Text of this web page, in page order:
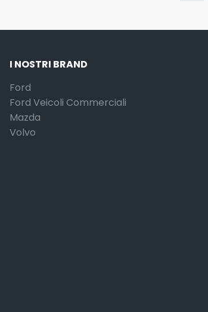
I NOSTRI BRAND
Ford
Ford Veicoli Commerciali
Mazda
Volvo